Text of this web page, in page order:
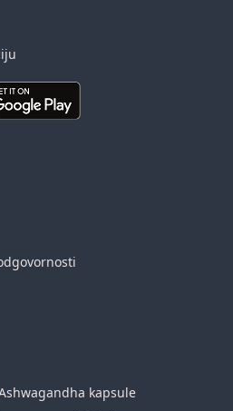
kapsule